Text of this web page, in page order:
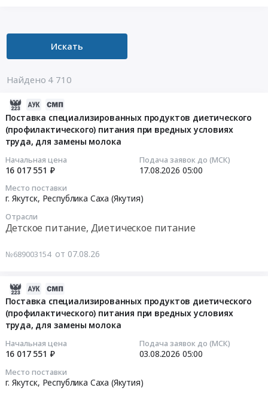
Искать
Найдено 4 710
Поставка специализированных продуктов диетического
(профилактического) питания при вредных условиях
труда, для замены молока
Начальная цена
16 017 551 ₽
Подача заявок до (МСК)
17.08.2026 05:00
Место поставки
г. Якутск, Республика Саха (Якутия)
Отрасли
Детское питание, Диетическое питание
№689003154 от 07.08.26
Поставка специализированных продуктов диетического
(профилактического) питания при вредных условиях
труда, для замены молока
Начальная цена
16 017 551 ₽
Подача заявок до (МСК)
03.08.2026 05:00
Место поставки
г. Якутск, Республика Саха (Якутия)